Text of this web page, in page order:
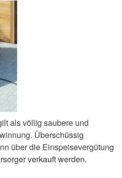
als völlig saubere und
Überschüssig
über die Einspeisevergütung
verkauft werden.